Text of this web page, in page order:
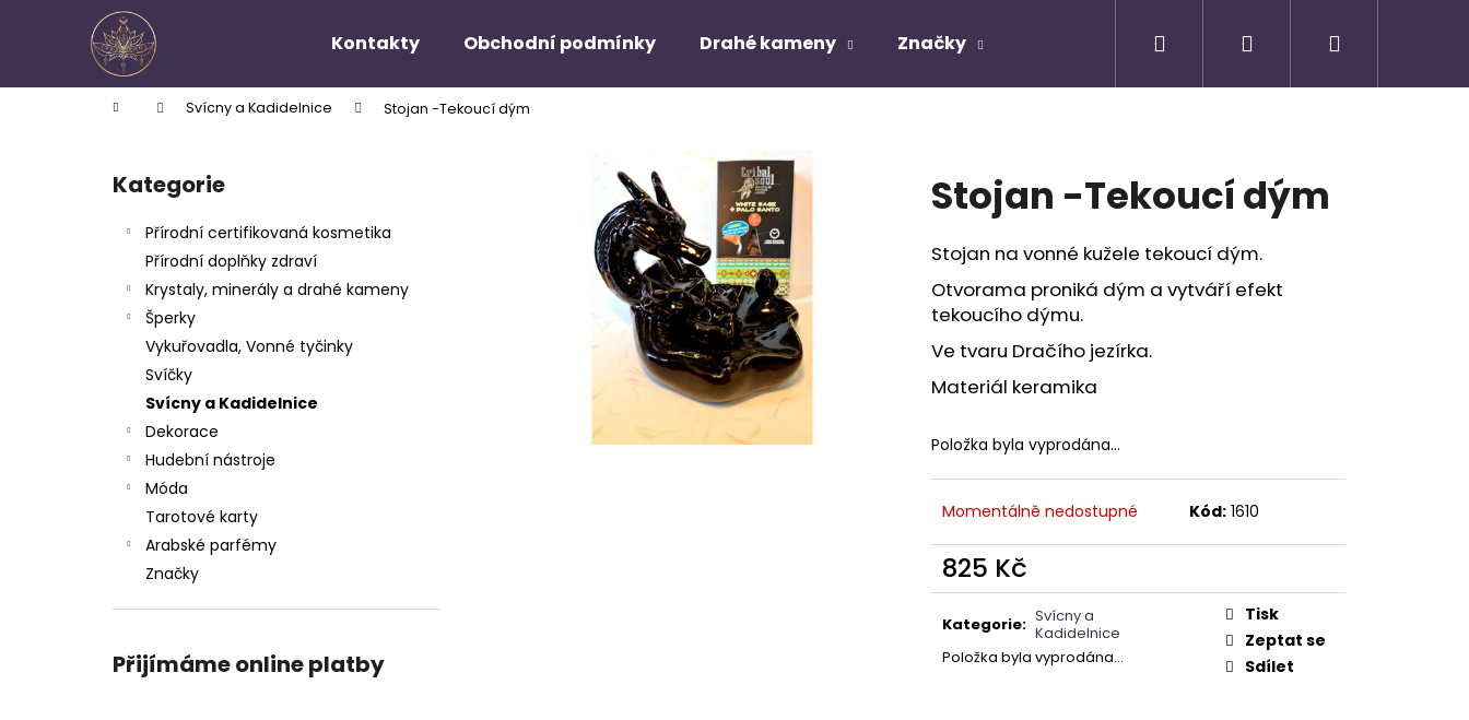
Kontakty Obchodní podmínky Drahé kameny Značky Přihlášení
Domů Svícny a Kadidelnice Stojan -Tekoucí dým
Přeskočit
kategorie
Kategorie
Přírodní certifikovaná kosmetika
Přírodní doplňky zdraví
Krystaly, minerály a drahé kameny
Šperky
Vykuřovadla, Vonné tyčinky
Svíčky
Svícny a Kadidelnice
Dekorace
Hudební nástroje
Móda
Tarotové karty
Arabské parfémy
Značky
Přijímáme online platby
Stojan -Tekoucí dým
Stojan na vonné kužele tekoucí dým.
Otvorama proniká dým a vytváří efekt
tekoucího dýmu.
Ve tvaru Dračího jezírka.
Materiál keramika
Položka byla vyprodána…
Momentálně nedostupné Kód: 1610
825 Kč
Měrná
Kategorie: Svícny a
Kadidelnice
Položka byla vyprodána…
Tisk
Zeptat se
Sdílet
í
Zpět
do
Zpět
do
Co potřebujete najít?
Doporučujeme
APATIT SRDCE
695 Kč